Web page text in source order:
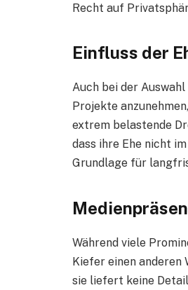
Recht auf
Einfluss der
Auch bei der
Projekte
extrem belastende
dass ihre Ehe nicht
Grundlage für
Während viele
Kiefer einen
sie liefert keine